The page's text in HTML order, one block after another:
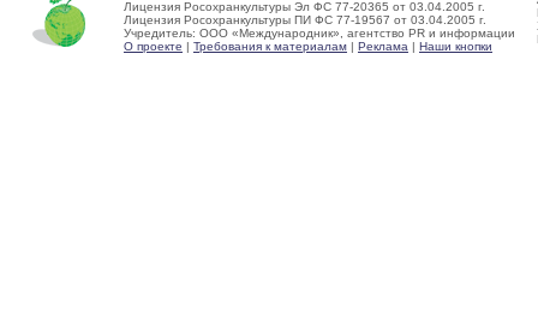
Лицензия Росохранкультуры Эл ФС 77-20365 от 03.04.2005 г.
Лицензия Росохранкультуры ПИ ФС 77-19567 от 03.04.2005 г.
Учредитель: ООО «Международник», агентство PR и информации
О проекте | Требования к материалам | Реклама | Наши кнопки